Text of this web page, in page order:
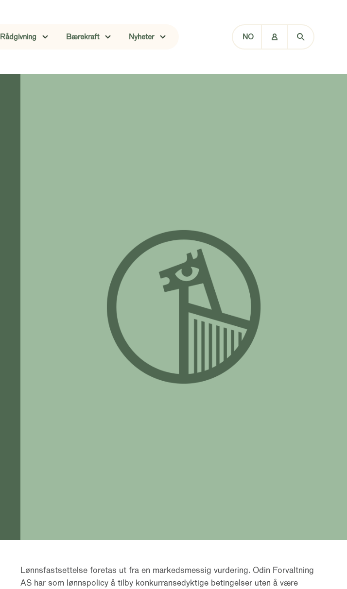
Rådgivning Bærekraft Nyheter NO
Lønnsfastsettelse foretas ut fra en markedsmessig vurdering. Odin Forvaltning
AS har som lønnspolicy å tilby konkurransedyktige betingelser uten å være